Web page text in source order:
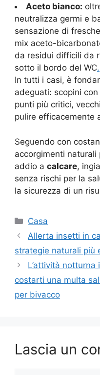
Aceto bianco:
neutralizza germi e
sensazione di
mix aceto-
da residui difficili da
sotto il bordo del WC.
In tutti i casi, è
adeguati: scopini
punti più critici,
pulire efficacemente
Seguendo con
accorgimenti
addio a calcare,
senza rischi per la
la sicurezza di un
Categorie
Casa
Allerta insetti in
strategie naturali più
L’attività
costarti una multa
per bivacco
Lascia un